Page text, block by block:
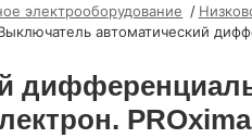
электрооборудование
автоматический